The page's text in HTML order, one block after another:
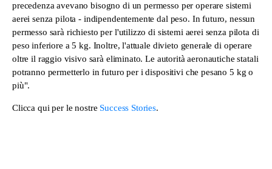
precedenza avevano bisogno di un permesso per operare sistemi
aerei senza pilota - indipendentemente dal peso. In futuro, nessun
permesso sarà richiesto per l'utilizzo di sistemi aerei senza pilota di
peso inferiore a 5 kg. Inoltre, l'attuale divieto generale di operare
oltre il raggio visivo sarà eliminato. Le autorità aeronautiche statali
potranno permetterlo in futuro per i dispositivi che pesano 5 kg o
più".
Clicca qui per le nostre Success Stories.